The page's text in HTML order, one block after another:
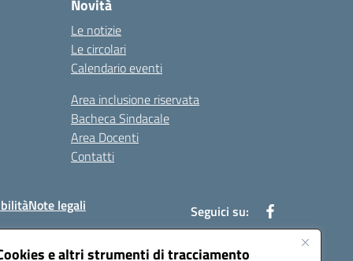
e altri strumenti di tracciamento
Novità
Le notizie
Le circolari
Calendario eventi
Area inclusione riservata
Bacheca Sindacale
Area Docenti
Contatti
Note legali Seguici su: